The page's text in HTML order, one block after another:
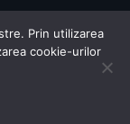
Prin utilizarea
cookie-urilor